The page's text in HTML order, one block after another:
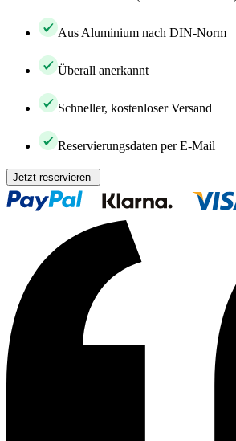
Aus Aluminium nach DIN-Norm
Überall anerkannt
Schneller, kostenloser Versand
Reservierungsdaten per E-Mail
Jetzt reservieren